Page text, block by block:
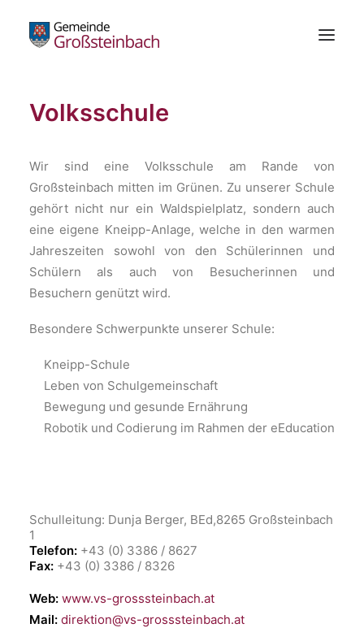
Gemeinde
Standesamt
Die Schachblume
Freizeitzentrum
Wirtschaft
Bildung & Kultur
Gesundheit
Kundmachungen
Volksschule
Wir sind eine Volksschule am Rande von
Großsteinbach mitten im Grünen. Zu unserer Schule
gehört nicht nur ein Waldspielplatz, sondern auch
eine eigene Kneipp-Anlage, welche in den warmen
Jahreszeiten sowohl von den Schülerinnen und
Schülern als auch von Besucherinnen und
Besuchern genützt wird.
Besondere Schwerpunkte unserer Schule:
Kneipp-Schule
Leben von Schulgemeinschaft
Bewegung und gesunde Ernährung
Robotik und Codierung im Rahmen der eEducation
Schulleitung: Dunja Berger, BEd,8265 Großsteinbach
1
Telefon: +43 (0) 3386 / 8627
Fax: +43 (0) 3386 / 8326
Web: www.vs-grosssteinbach.at
Mail: direktion@vs-grosssteinbach.at